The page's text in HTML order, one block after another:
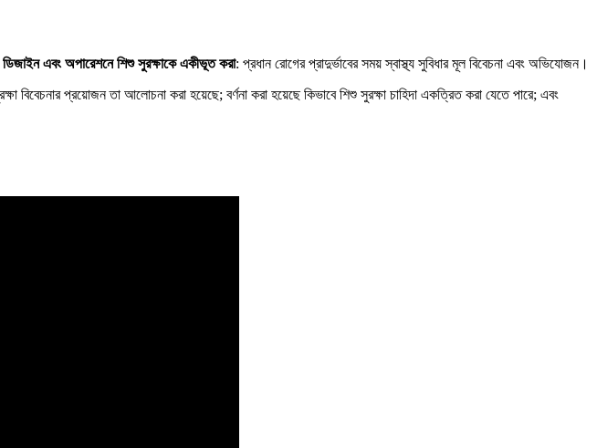
ডিজাইন এবং অপারেশনে শিশু সুরক্ষাকে একীভূত করা: প্রধান রোগের প্রাদুর্ভাবের সময় স্বাস্থ্য সুবিধার মূল বিবেচনা এবং অভিযোজন।
বিবেচনার প্রয়োজন তা আলোচনা করা হয়েছে; বর্ণনা করা হয়েছে কিভাবে শিশু সুরক্ষা চাহিদা একত্রিত করা যেতে পারে; এবং